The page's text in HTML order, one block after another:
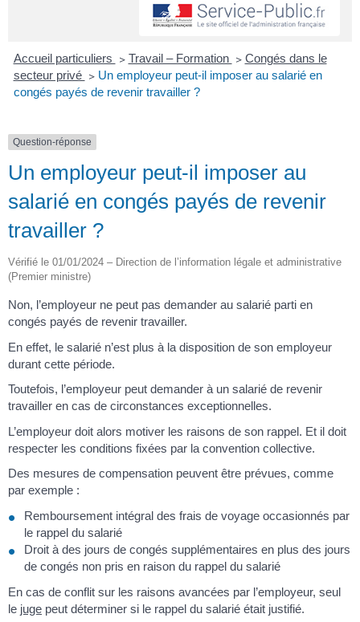
Accueil particuliers > Travail – Formation > Congés dans le
secteur privé > Un employeur peut-il imposer au salarié en
congés payés de revenir travailler ?
Question-réponse
Un employeur peut-il imposer au
salarié en congés payés de revenir
travailler ?
Vérifié le 01/01/2024 – Direction de l’information légale et administrative
(Premier ministre)
Non, l’employeur ne peut pas demander au salarié parti en
congés payés de revenir travailler.
En effet, le salarié n’est plus à la disposition de son employeur
durant cette période.
Toutefois, l’employeur peut demander à un salarié de revenir
travailler en cas de circonstances exceptionnelles.
L’employeur doit alors motiver les raisons de son rappel. Et il doit
respecter les conditions fixées par la convention collective.
Des mesures de compensation peuvent être prévues, comme
par exemple :
Remboursement intégral des frais de voyage occasionnés par
le rappel du salarié
Droit à des jours de congés supplémentaires en plus des jours
de congés non pris en raison du rappel du salarié
En cas de conflit sur les raisons avancées par l’employeur, seul
le juge peut déterminer si le rappel du salarié était justifié.